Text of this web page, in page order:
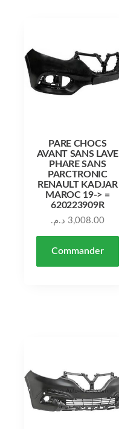
PARE CHOCS
AVANT SANS LAVE
PHARE SANS
PARCTRONIC
RENAULT KADJAR
MAROC 19-> =
620223909R
3,008.00 د.م.
Commander